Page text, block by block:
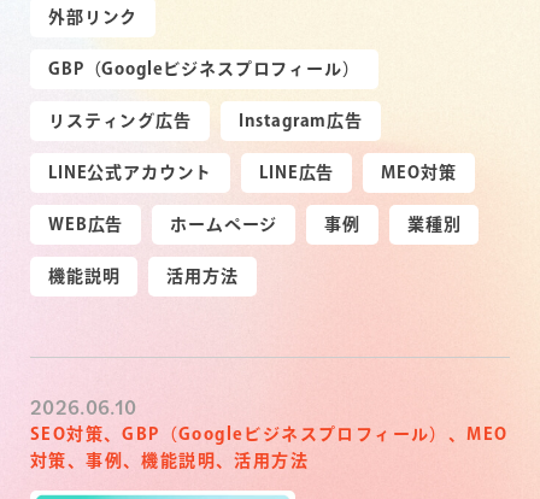
外部リンク
GBP（Googleビジネスプロフィール）
リスティング広告 Instagram広告
LINE公式アカウント LINE広告 MEO対策
WEB広告 ホームページ 事例 業種別
機能説明 活用方法
2026.06.10
SEO対策、GBP（Googleビジネスプロフィール）、MEO
対策、事例、機能説明、活用方法